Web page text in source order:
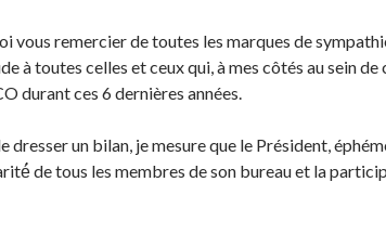
vous remercier de toutes les marques de
à toutes celles et ceux qui, à mes côtés au sein
durant ces 6 dernières années.
dresser un bilan, je mesure que le Président,
de tous les membres de son bureau et la